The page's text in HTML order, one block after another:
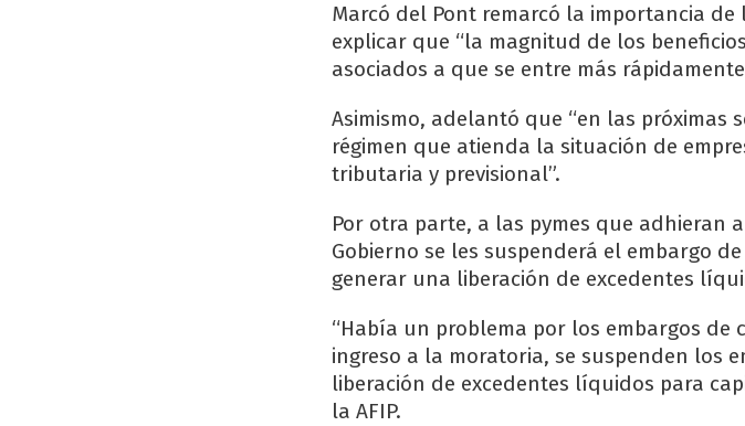
Marcó del Pont remarcó la importancia
explicar que “la magnitud de los
asociados a que se entre más
Asimismo, adelantó que “en las próximas
régimen que atienda la situación de
tributaria y previsional”.
Por otra parte, a las pymes que adhieran
Gobierno se les suspenderá el embargo
generar una liberación de excedentes
“Había un problema por los embargos de
ingreso a la moratoria, se suspenden los
liberación de excedentes líquidos para
la AFIP.